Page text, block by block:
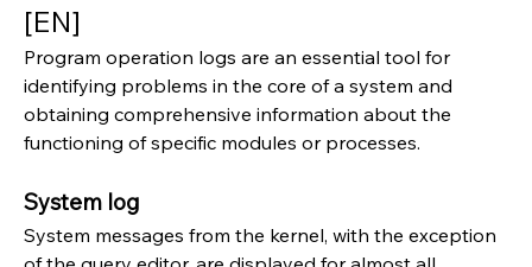
[EN]
Program operation logs are an essential tool for
identifying problems in the core of a system and
obtaining comprehensive information about the
functioning of specific modules or processes.
System log
System messages from the kernel, with the exception